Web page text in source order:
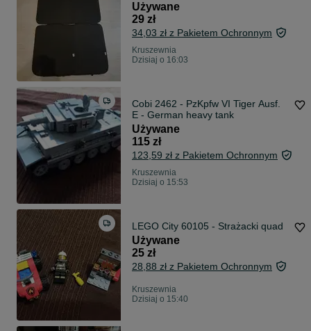
Używane
29 zł
34,03 zł z Pakietem Ochronnym
Kruszewnia
Dzisiaj o 16:03
Cobi 2462 - PzKpfw VI Tiger Ausf.
E - German heavy tank
Używane
115 zł
123,59 zł z Pakietem Ochronnym
Kruszewnia
Dzisiaj o 15:53
LEGO City 60105 - Strażacki quad
Używane
25 zł
28,88 zł z Pakietem Ochronnym
Kruszewnia
Dzisiaj o 15:40